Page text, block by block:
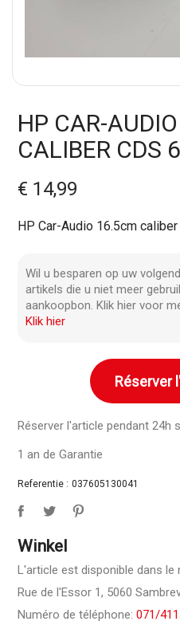
HP CAR-
CALIBER CDS 6
€ 14,99
HP Car-Audio 16.5cm
Wil u besparen op uw
artikels die u niet meer
aankoopbon. Klik hier voor
Klik hier
Réserver
Réserver l'article pendant 24h
1 an de Garantie
Referentie : 037605130041
Winkel
L'article est disponible dans le
Rue de l'Essor 1, 5060
Numéro de téléphone:071/